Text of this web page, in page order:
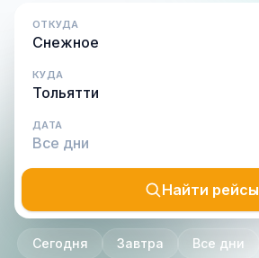
ОТКУДА
КУДА
ДАТА
Найти рейсы
Сегодня Завтра Все дни